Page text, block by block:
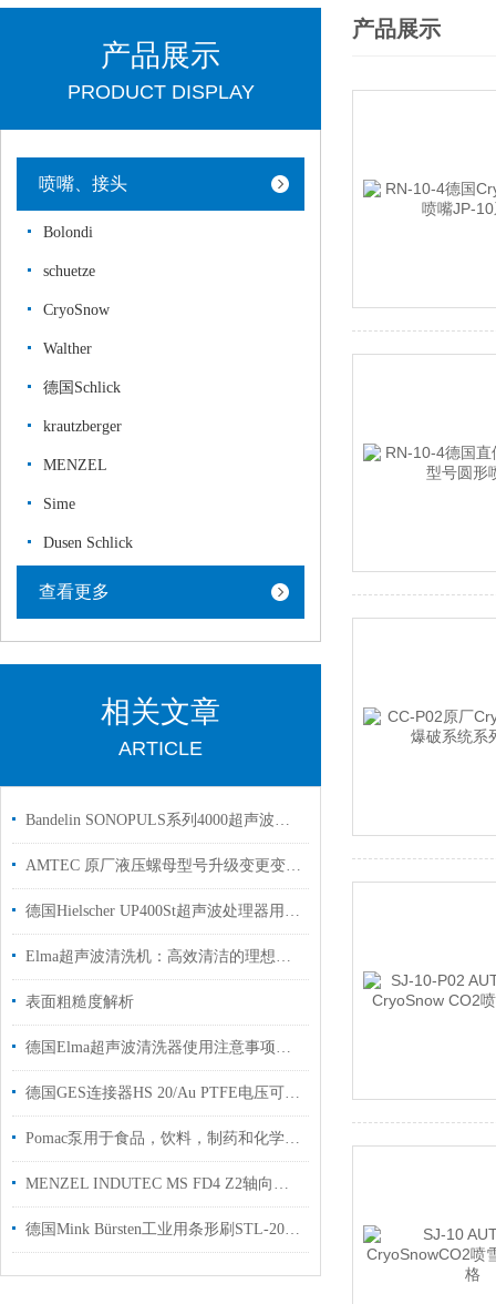
产品展示
PRODUCT DISPLAY
喷嘴、接头
Bolondi
schuetze
CryoSnow
Walther
德国Schlick
krautzberger
MENZEL
Sime
Dusen Schlick
查看更多
相关文章
ARTICLE
Bandelin SONOPULS系列4000超声波均质机
AMTEC 原厂液压螺母型号升级变更变更声明
德国Hielscher UP400St超声波处理器用于化学实验室使用
Elma超声波清洗机：高效清洁的理想之选
表面粗糙度解析
德国Elma超声波清洗器使用注意事项及维护
德国GES连接器HS 20/Au PTFE电压可达12 kVDC工厂现货
Pomac泵用于食品，饮料，制药和化学工业
MENZEL INDUTEC MS FD4 Z2轴向喷雾头
德国Mink Bürsten工业用条形刷STL-2000用于工业制造行业使用
产品展示